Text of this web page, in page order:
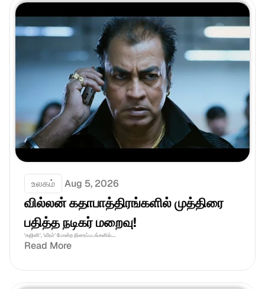
உலகம் Aug 5, 2026
வில்லன் கதாபாத்திரங்களில் முத்திரை
பதித்த நடிகர் மறைவு!
‘கஜினி’, ‘வீரம்’ போன்ற திரைப்படங்களில்....
Read More